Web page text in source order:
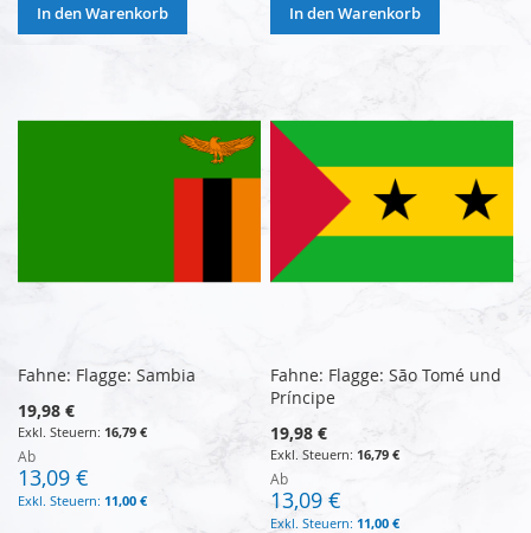
In den Warenkorb In den Warenkorb
Fahne: Flagge: Sambia
19,98 €
16,79 €
Ab
13,09 €
11,00 €
Fahne: Flagge: São Tomé und
Príncipe
19,98 €
16,79 €
Ab
13,09 €
11,00 €